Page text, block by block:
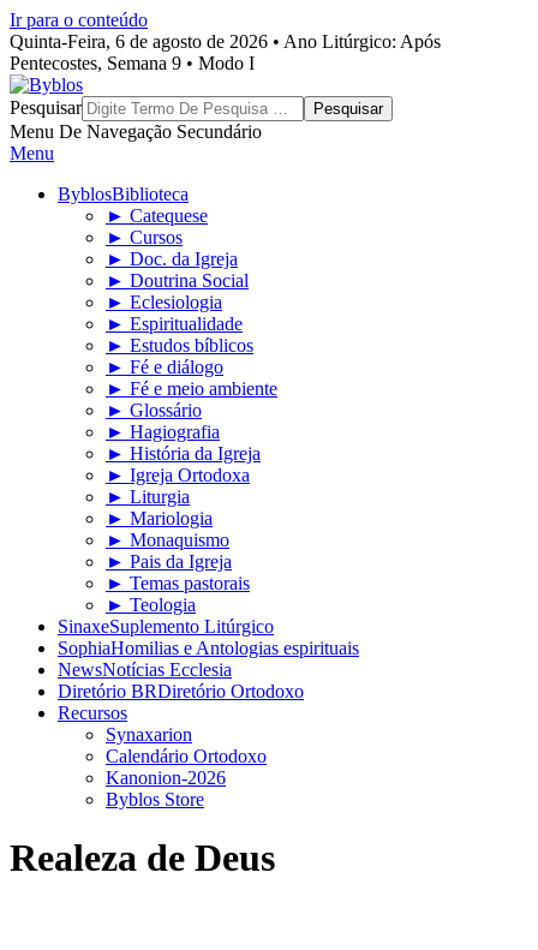
Ir para o conteúdo
Quinta-Feira, 6 de agosto de 2026 • Ano Litúrgico: Após
Pentecostes, Semana 9 • Modo I
Byblos
Pesquisar
Menu De Navegação Secundário
Menu
ByblosBiblioteca
► Catequese
► Cursos
► Doc. da Igreja
► Doutrina Social
► Eclesiologia
► Espiritualidade
► Estudos bíblicos
► Fé e diálogo
► Fé e meio ambiente
► Glossário
► Hagiografia
► História da Igreja
► Igreja Ortodoxa
► Liturgia
► Mariologia
► Monaquismo
► Pais da Igreja
► Temas pastorais
► Teologia
SinaxeSuplemento Litúrgico
SophiaHomilias e Antologias espirituais
NewsNotícias Ecclesia
Diretório BRDiretório Ortodoxo
Recursos
Synaxarion
Calendário Ortodoxo
Kanonion-2026
Byblos Store
Realeza de Deus